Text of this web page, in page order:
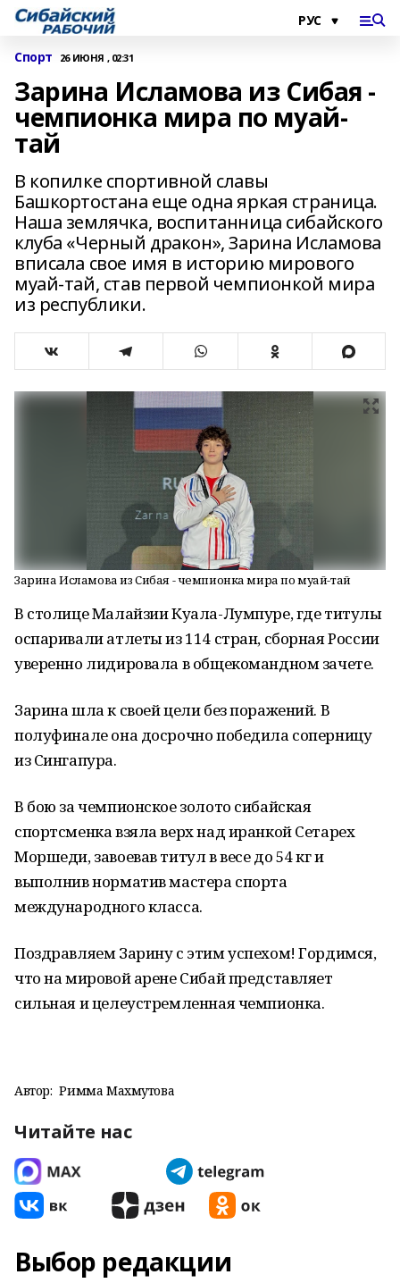
Спорт 26 ИЮНЯ , 02:31
Зарина Исламова из Сибая -
чемпионка мира по муай-
тай
В копилке спортивной славы
Башкортостана еще одна яркая страница.
Наша землячка, воспитанница сибайского
клуба «Черный дракон», Зарина Исламова
вписала свое имя в историю мирового
муай-тай, став первой чемпионкой мира
из республики.
Зарина Исламова из Сибая - чемпионка мира по муай-тай
В столице Малайзии Куала-Лумпуре, где титулы
оспаривали атлеты из 114 стран, сборная России
уверенно лидировала в общекомандном зачете.
Зарина шла к своей цели без поражений. В
полуфинале она досрочно победила соперницу
из Сингапура.
В бою за чемпионское золото сибайская
спортсменка взяла верх над иранкой Сетарех
Моршеди, завоевав титул в весе до 54 кг и
выполнив норматив мастера спорта
международного класса.
Поздравляем Зарину с этим успехом! Гордимся,
что на мировой арене Сибай представляет
сильная и целеустремленная чемпионка.
Автор: Римма Махмутова
Читайте нас
Выбор редакции